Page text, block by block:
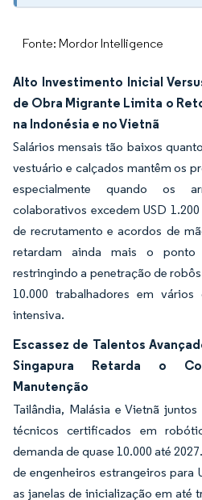
Fonte: Mordor Intelligence
Alto Investimento Inicial
de Obra Migrante Limita o
na Indonésia e no Vietnã
Salários mensais tão baixos
vestuário e calçados mantêm os
especialmente quando os
colaborativos excedem USD
de recrutamento e acordos de
retardam ainda mais o
restringindo a penetração de
10.000 trabalhadores em
intensiva.
Escassez de Talentos
Singapura Retarda o
Manutenção
Tailândia, Malásia e Vietnã
técnicos certificados em
demanda de quase 10.000 até
de engenheiros estrangeiros para
as janelas de inicialização em até